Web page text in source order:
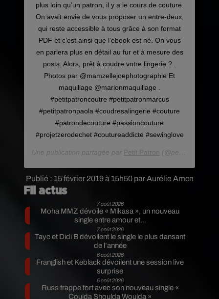
Publié : 15 février 2019 à 15h50 par Aurélie Amcn
plus loin qu’un patron, il y a le cours de couture.
On avait envie de vous proposer un entre-deux,
qui reste accessible à tous grâce à son format
PDF et c’est ainsi que l’ebook est né. On vous
en parlera plus en détail au fur et à mesure des
posts. Alors, prêt à coudre votre lingerie ? .
Photos par @mamzellejoephotographie Et
maquillage @marionmaquillage .
#petitpatroncoutre #petitpatronmarcus
#petitpatronpaola #coudresalingerie #couture
#patrondecouture #passioncouture
#projetzerodechet #coutureaddicte #sewinglove
Une publication partagée par Petit Patron (@petitpatroncouture) le
Fil actus
7 août 2026
Moha MMZ dévoile « Mikasa », un nouveau
single entre amour et...
7 août 2026
Tayc et Didi B dévoilent le single le plus dansant
de l’année
6 août 2026
Franglish et Keblack dévoilent une session live
surprise
5 août 2026
Russ frappe fort avec son nouveau single «
Coulda Shoulda Woulda »